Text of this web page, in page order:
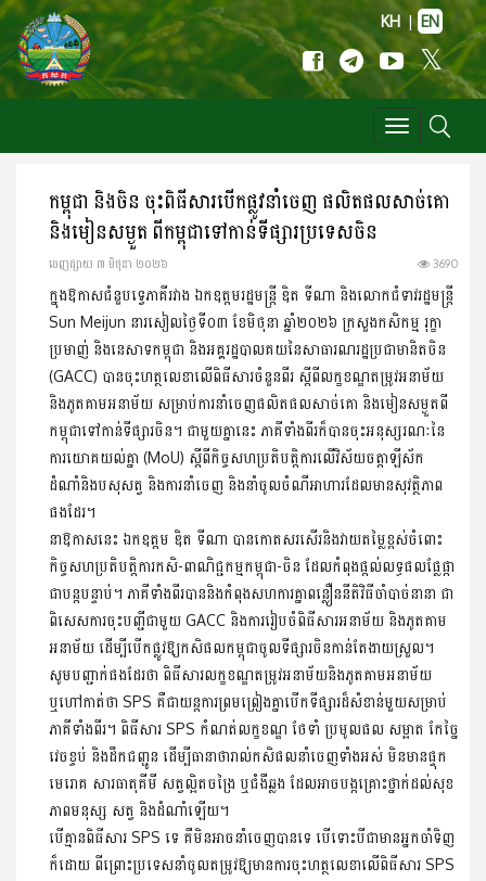
KH | EN
Toggle
navigation
កម្ពុជា និងចិន ចុះពិធីសារបើកផ្លូវនាំចេញ ផលិតផលសាច់គោ
និងមៀនសម្ងួត ពីកម្ពុជាទៅកាន់ទីផ្សារប្រទេសចិន
ចេញ​ផ្សាយ​ ៣ មិថុនា ២០២៦ 3690
ក្នុងឱកាសជំនួបទ្វេភាគីរវាង ឯកឧត្តមរដ្ឋមន្ត្រី ឌិត ទីណា និងលោកជំទាវរដ្ឋមន្ត្រី
Sun Meijun នារសៀលថ្ងៃទី០៣ ខែមិថុនា ឆ្នាំ២០២៦ ក្រសួងកសិកម្ម រុក្ខា
ប្រមាញ់ និងនេសាទកម្ពុជា និងអគ្គរដ្ឋបាលគយនៃសាធារណរដ្ឋប្រជាមានិតចិន
(GACC) បានចុះហត្ថលេខាលើពិធីសារចំនួនពីរ ស្តីពីលក្ខខណ្ឌតម្រូវអនាម័យ
និងភូតគាមអនាម័យ សម្រាប់ការនាំចេញផលិតផលសាច់គោ និងមៀនសម្ងួតពី
កម្ពុជាទៅកាន់ទីផ្សារចិន។ ជាមួយគ្នានេះ ភាគីទាំងពីរក៏បានចុះអនុស្សរណៈនៃ
ការយោគយល់គ្នា (MoU) ស្តីពីកិច្ចសហប្រតិបត្តិការលើវិស័យចត្តាឡីស័ក
ដំណាំនិងបសុសត្វ និងការនាំចេញ និងនាំចូលចំណីអាហារដែលមានសុវត្ថិភាព
ផងដែរ។
នាឱកាសនេះ ឯកឧត្តម ឌិត ទីណា បានកោតសរសើរនិងវាយតម្លៃខ្ពស់ចំពោះ
កិច្ចសហប្រតិបត្តិការកសិ-ពាណិជ្ជកម្មកម្ពុជា-ចិន ដែលកំពុងផ្តល់លទ្ធផលផ្លែផ្កា
ជាបន្តបន្ទាប់។ ភាគីទាំងពីរបាននិងកំពុងសហការគ្នាពន្លឿននីតិវិធីចាំបាច់នានា ជា
ពិសេសការចុះបញ្ជីជាមួយ GACC និងការរៀបចំពិធីសារអនាម័យ និងភូតគាម
អនាម័យ ដើម្បីបើកផ្លូវឱ្យកសិផលកម្ពុជាចូលទីផ្សារចិនកាន់តែងាយស្រួល។
សូមបញ្ជាក់ផងដែរថា ពិធីសារលក្ខខណ្ឌតម្រូវអនាម័យនិងភូតគាមអនាម័យ
ឬហៅកាត់ថា SPS គឺជាយន្តការព្រមព្រៀងគ្នាបើកទីផ្សារដ៏សំខាន់មួយសម្រាប់
ភាគីទាំងពីរ។ ពិធីសារ SPS កំណត់លក្ខខណ្ឌ ថែទាំ ប្រមូលផល សម្អាត កែច្នៃ
វេចខ្ចប់ និងដឹកជញ្ជូន ដើម្បីធានាថារាល់កសិផលនាំចេញទាំងអស់ មិនមានផ្ទុក
មេរោគ សារធាតុគីមី សត្វល្អិតចង្រៃ ឬជំងឺឆ្លង ដែលអាចបង្កគ្រោះថ្នាក់ដល់សុខ
ភាពមនុស្ស សត្វ និងដំណាំឡើយ។
បើគ្មានពិធីសារ SPS ទេ គឺមិនអាចនាំចេញបានទេ បើទោះបីជាមានអ្នកចាំទិញ
ក៏ដោយ ពីព្រោះប្រទេសនាំចូលតម្រូវឱ្យមានការចុះហត្ថលេខាលើពិធីសារ SPS